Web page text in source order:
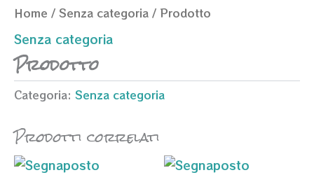
Home / Senza categoria / Prodotto
Senza categoria
Prodotto
Categoria: Senza categoria
Prodotti correlati